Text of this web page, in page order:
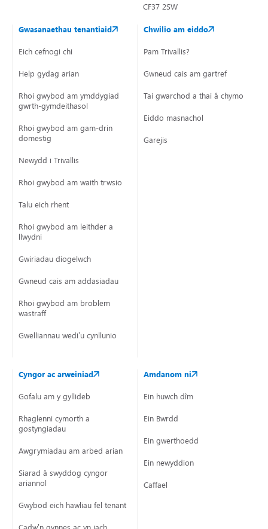
CF37 2SW
Gwasanaethau tenantiaid
Eich cefnogi chi
Help gydag arian
Rhoi gwybod am ymddygiad
gwrth-gymdeithasol
Rhoi gwybod am gam-drin
domestig
Newydd i Trivallis
Rhoi gwybod am waith trwsio
Talu eich rhent
Rhoi gwybod am leithder a
llwydni
Gwiriadau diogelwch
Gwneud cais am addasiadau
Rhoi gwybod am broblem
wastraff
Gwelliannau wedi’u cynllunio
Chwilio am eiddo
Pam Trivallis?
Gwneud cais am gartref
Tai gwarchod a thai â chymorth
Eiddo masnachol
Garejis
Cyngor ac arweiniad
Gofalu am y gyllideb
Rhaglenni cymorth a
gostyngiadau
Awgrymiadau am arbed arian
Siarad â swyddog cyngor
ariannol
Gwybod eich hawliau fel tenant
Amdanom ni
Ein huwch dîm
Ein Bwrdd
Ein gwerthoedd
Ein newyddion
Caffael